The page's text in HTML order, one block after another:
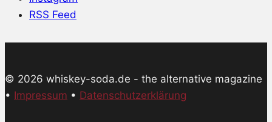
RSS Feed
© 2026 whiskey-soda.de - the alternative magazine
• Impressum • Datenschutzerklärung